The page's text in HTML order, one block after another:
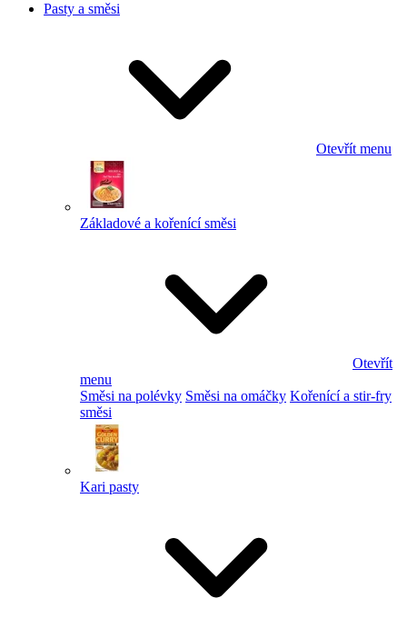
Pasty a směsi
Otevřít menu
Základové a kořenící směsi
Otevřít
menu
Směsi na polévky Směsi na omáčky Kořenící a stir-fry
směsi
Kari pasty